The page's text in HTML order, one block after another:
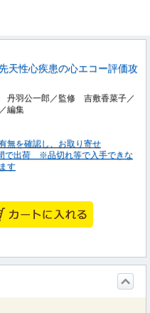
天性心疾患の心エコー評価攻
丹羽公一郎／監修 吉敷香菜子／
編集
無を確認し、お取り寄せ
で出荷 ※品切れ等で入手できな
す